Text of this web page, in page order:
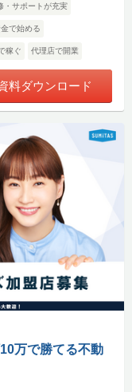
・サポートが充実
で始める
稼ぐ 代理店で開業
料ダウンロード
万で勝てる不動